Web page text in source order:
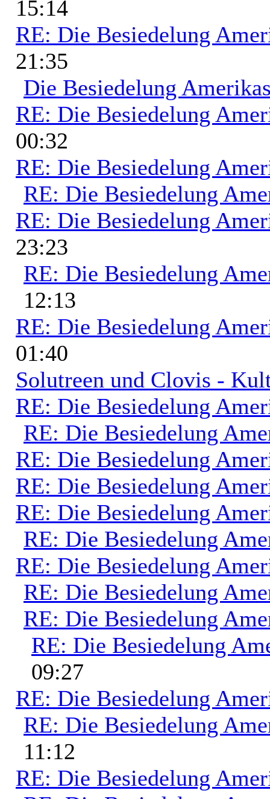
15:14
RE: Die Besiedelung
21:35
Die Besiedelung
RE: Die Besiedelung
00:32
RE: Die Besiedelung
RE: Die Besiedelung
RE: Die Besiedelung
23:23
RE: Die Besiedelung
12:13
RE: Die Besiedelung
01:40
Solutreen und Clovis -
RE: Die Besiedelung
RE: Die Besiedelung
RE: Die Besiedelung
RE: Die Besiedelung
RE: Die Besiedelung
RE: Die Besiedelung
RE: Die Besiedelung
RE: Die Besiedelung
RE: Die Besiedelung
RE: Die Besiedelung
09:27
RE: Die Besiedelung
RE: Die Besiedelung
11:12
RE: Die Besiedelung